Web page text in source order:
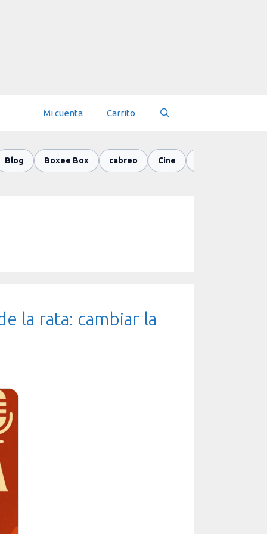
Mi cuenta Carrito
Blog Boxee Box cabreo Cine
la rata: cambiar la